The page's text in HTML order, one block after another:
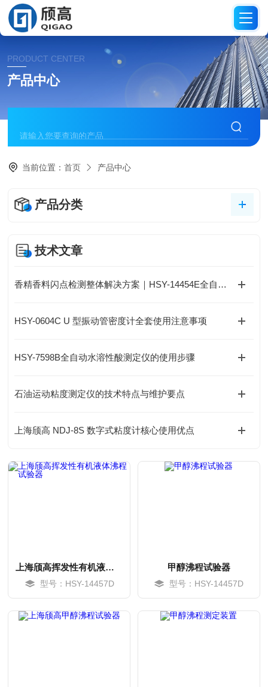
PRODUCT CENTER
产品中心
当前位置：首页 产品中心
产品分类
技术文章
香精香料闪点检测整体解决方案｜HSY-14454E全自动香料闪点试验器
HSY-0604C U 型振动管密度计全套使用注意事项
HSY-7598B全自动水溶性酸测定仪的使用步骤
石油运动粘度测定仪的技术特点与维护要点
上海颀高 NDJ-8S 数字式粘度计核心使用优点
上海颀高挥发性有机液体沸程试验器
型号：HSY-14457D
甲醇沸程试验器
型号：HSY-14457D